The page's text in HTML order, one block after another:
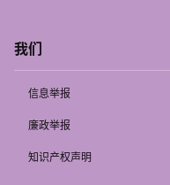
我们
信息举报
廉政举报
知识产权声明